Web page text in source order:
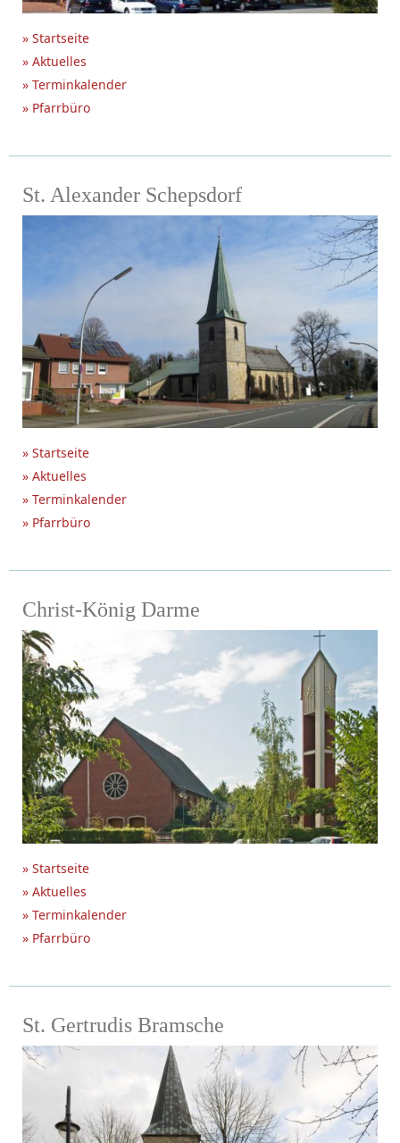
» Startseite
» Aktuelles
» Terminkalender
» Pfarrbüro
St. Alexander Schepsdorf
» Startseite
» Aktuelles
» Terminkalender
» Pfarrbüro
Christ-König Darme
» Startseite
» Aktuelles
» Terminkalender
» Pfarrbüro
St. Gertrudis Bramsche